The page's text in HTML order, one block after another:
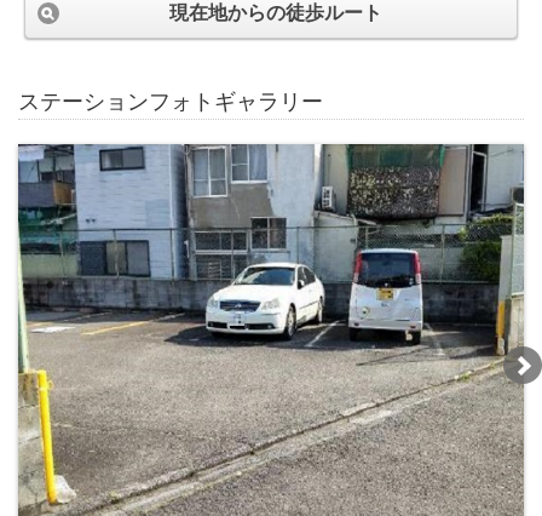
現在地からの徒歩ルート
ステーションフォトギャラリー